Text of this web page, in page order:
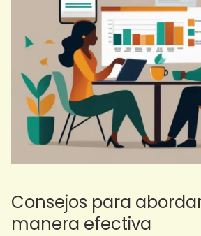
Consejos para
manera efectiva